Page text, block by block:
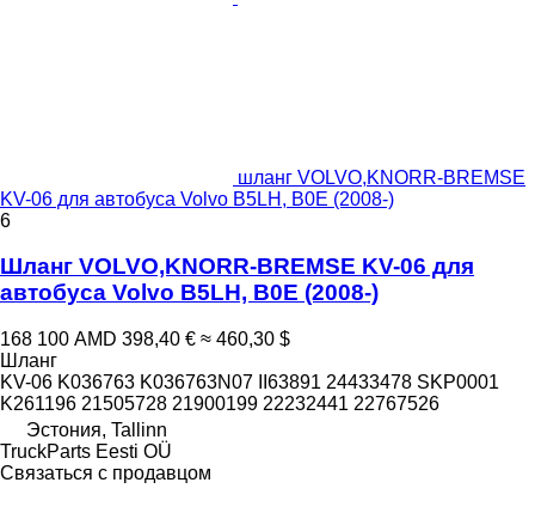
шланг VOLVO,KNORR-BREMSE
KV-06 для автобуса Volvo B5LH, B0E (2008-)
6
Шланг VOLVO,KNORR-BREMSE KV-06 для
автобуса Volvo B5LH, B0E (2008-)
168 100 AMD 398,40 € ≈ 460,30 $
Шланг
KV-06 K036763 K036763N07 II63891 24433478 SKP0001
K261196 21505728 21900199 22232441 22767526
Эстония, Tallinn
TruckParts Eesti OÜ
Связаться с продавцом